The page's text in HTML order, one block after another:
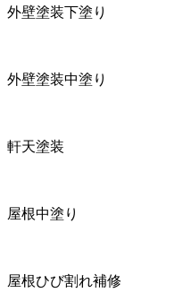
外壁塗装下塗り
外壁塗装中塗り
軒天塗装
屋根中塗り
屋根ひび割れ補修